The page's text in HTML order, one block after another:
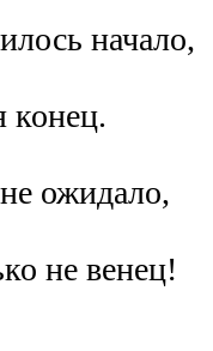
начало,
конец.
ожидало,
не венец!